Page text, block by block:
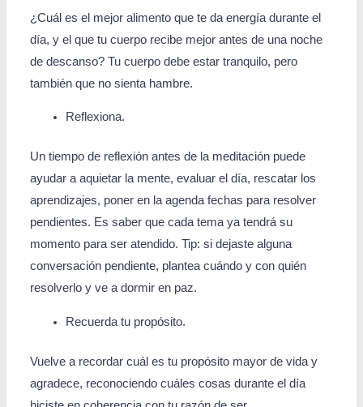
¿Cuál es el mejor alimento que te da energía durante el
día, y el que tu cuerpo recibe mejor antes de una noche
de descanso? Tu cuerpo debe estar tranquilo, pero
también que no sienta hambre.
Reflexiona.
Un tiempo de reflexión antes de la meditación puede
ayudar a aquietar la mente, evaluar el día, rescatar los
aprendizajes, poner en la agenda fechas para resolver
pendientes. Es saber que cada tema ya tendrá su
momento para ser atendido. Tip: si dejaste alguna
conversación pendiente, plantea cuándo y con quién
resolverlo y ve a dormir en paz.
Recuerda tu propósito.
Vuelve a recordar cuál es tu propósito mayor de vida y
agradece, reconociendo cuáles cosas durante el día